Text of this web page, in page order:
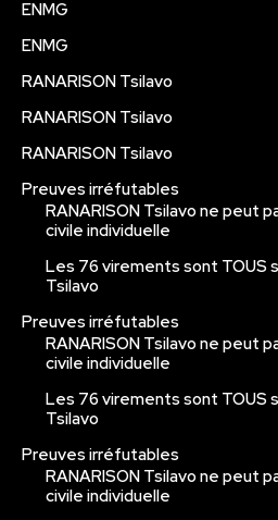
ENMG
ENMG
RANARISON Tsilavo
RANARISON Tsilavo
RANARISON Tsilavo
Preuves irréfutables
RANARISON Tsilavo ne peut
civile individuelle
Les 76 virements sont TOUS
Tsilavo
Preuves irréfutables
RANARISON Tsilavo ne peut
civile individuelle
Les 76 virements sont TOUS
Tsilavo
Preuves irréfutables
RANARISON Tsilavo ne peut
civile individuelle